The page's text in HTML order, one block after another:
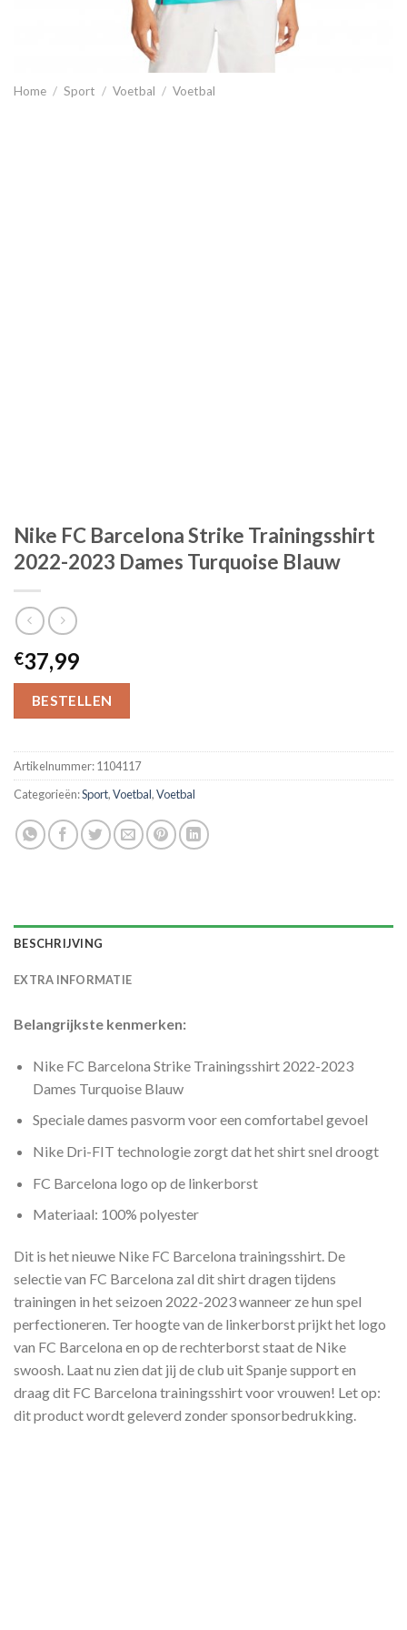
Home / Sport / Voetbal / Voetbal
Nike FC Barcelona Strike Trainingsshirt
2022-2023 Dames Turquoise Blauw
€37,99
BESTELLEN
Artikelnummer:1104117
Categorieën:Sport,Voetbal,Voetbal
BESCHRIJVING
EXTRA INFORMATIE
Belangrijkste kenmerken:
Nike FC Barcelona Strike Trainingsshirt 2022-2023
Dames Turquoise Blauw
Speciale dames pasvorm voor een comfortabel gevoel
Nike Dri-FIT technologie zorgt dat het shirt snel droogt
FC Barcelona logo op de linkerborst
Materiaal: 100% polyester
Dit is het nieuwe Nike FC Barcelona trainingsshirt. De
selectie van FC Barcelona zal dit shirt dragen tijdens
trainingen in het seizoen 2022-2023 wanneer ze hun spel
perfectioneren. Ter hoogte van de linkerborst prijkt het logo
van FC Barcelona en op de rechterborst staat de Nike
swoosh. Laat nu zien dat jij de club uit Spanje support en
draag dit FC Barcelona trainingsshirt voor vrouwen! Let op:
dit product wordt geleverd zonder sponsorbedrukking.